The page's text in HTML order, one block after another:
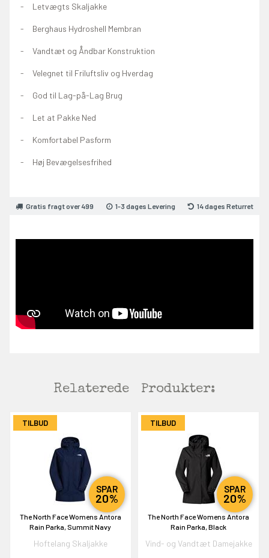
Letvægts Skaljakke
Berghaus Hydroshell Membran
Vandtæt og Åndbar Konstruktion
Velegnet til Friluftsliv og Hverdag
God til Lag-på-Lag Brug
Let at Pakke Ned
Komfortabel Pasform
Høj Bevægelsesfrihed
Gratis fragt over 499 1-3 dages Levering 14 dages Returret
Relaterede Produkter:
TILBUD
SPAR
20%
The North Face Womens Antora
Rain Parka, Summit Navy
Hoftelang Skaljakke
TILBUD
SPAR
20%
The North Face Womens Antora
Rain Parka, Black
Vind- og Vandtæt Damejakke
PÅ
om måneden